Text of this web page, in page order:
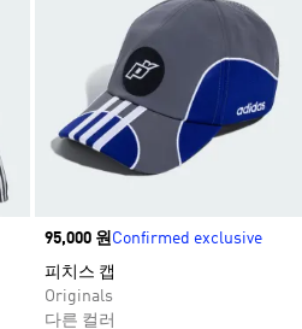
Price
95,000 원Confirmed exclusive
피치스 캡
Originals
다른 컬러